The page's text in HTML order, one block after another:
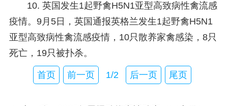
10. 英国发生1起野禽H5N1亚型高致病性禽流感
疫情。 9月5日，英国通报英格兰发生1起野禽H5N1
亚型高致病性禽流感疫情，10只散养家禽感染，8只
死亡，19只被扑杀。
首页 前一页 1/2 后一页 尾页